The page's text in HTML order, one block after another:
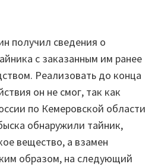
получил сведения о
с заказанным им ранее
Реализовать до конца
он не смог, так как
по Кемеровской области
обнаружили тайник,
вещество, а взамен
образом, на следующий